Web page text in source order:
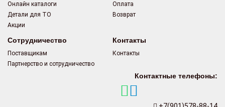
Онлайн каталоги
Детали для ТО
Акции
Оплата
Возврат
Сотрудничество
Поставщикам
Партнерство и сотрудничество
Контакты
Контакты
Контактные телефоны: